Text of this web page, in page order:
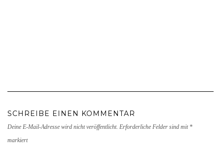
SCHREIBE EINEN KOMMENTAR
Deine E-Mail-Adresse wird nicht veröffentlicht. Erforderliche Felder sind mit *
markiert